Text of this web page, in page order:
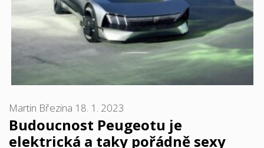
Budoucnost Peugeotu je
elektrická a taky pořádně sexy
Martin Březina 18. 1. 2023